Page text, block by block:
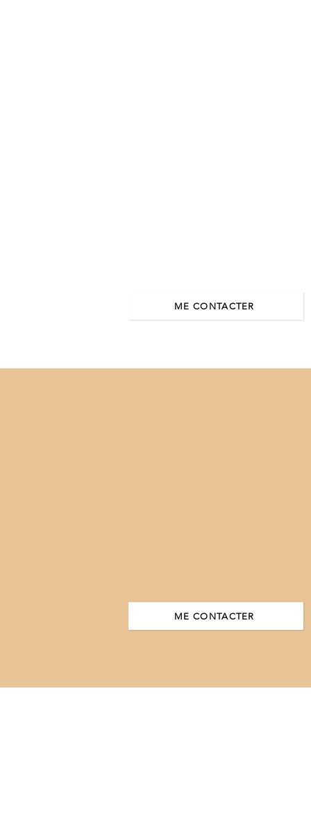
ME CONTACTER
ME CONTACTER